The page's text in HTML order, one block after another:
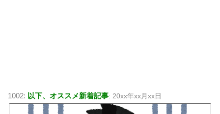
1002: 以下、オススメ新着記事: 20xx年xx月xx日